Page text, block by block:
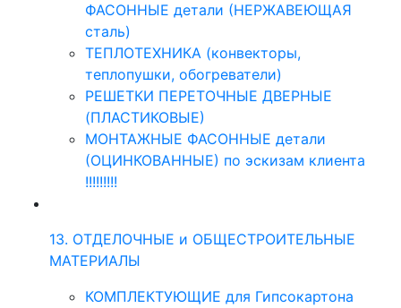
ФАСОННЫЕ детали (НЕРЖАВЕЮЩАЯ
сталь)
ТЕПЛОТЕХНИКА (конвекторы,
теплопушки, обогреватели)
РЕШЕТКИ ПЕРЕТОЧНЫЕ ДВЕРНЫЕ
(ПЛАСТИКОВЫЕ)
МОНТАЖНЫЕ ФАСОННЫЕ детали
(ОЦИНКОВАННЫЕ) по эскизам клиента
!!!!!!!!!
13. ОТДЕЛОЧНЫЕ и ОБЩЕСТРОИТЕЛЬНЫЕ
МАТЕРИАЛЫ
КОМПЛЕКТУЮЩИЕ для Гипсокартона